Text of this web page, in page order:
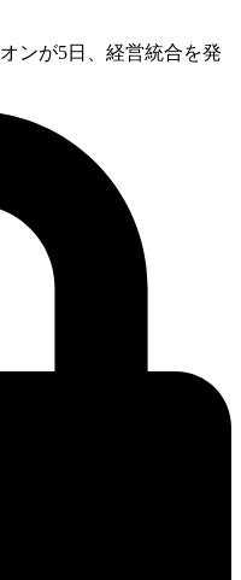
ンが5日、経営統合を発